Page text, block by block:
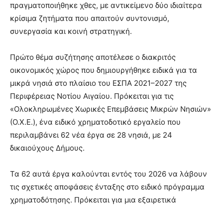
πραγματοποιήθηκε χθες, με αντικείμενο δύο ιδιαίτερα
κρίσιμα ζητήματα που απαιτούν συντονισμό,
συνεργασία και κοινή στρατηγική.
Πρώτο θέμα συζήτησης αποτέλεσε ο διακριτός
οικονομικός χώρος που δημιουργήθηκε ειδικά για τα
μικρά νησιά στο πλαίσιο του ΕΣΠΑ 2021–2027 της
Περιφέρειας Νοτίου Αιγαίου. Πρόκειται για τις
«Ολοκληρωμένες Χωρικές Επεμβάσεις Μικρών Νησιών»
(Ο.Χ.Ε.), ένα ειδικό χρηματοδοτικό εργαλείο που
περιλαμβάνει 62 νέα έργα σε 28 νησιά, με 24
δικαιούχους Δήμους.
Τα 62 αυτά έργα καλούνται εντός του 2026 να λάβουν
τις σχετικές αποφάσεις ένταξης στο ειδικό πρόγραμμα
χρηματοδότησης. Πρόκειται για μια εξαιρετικά